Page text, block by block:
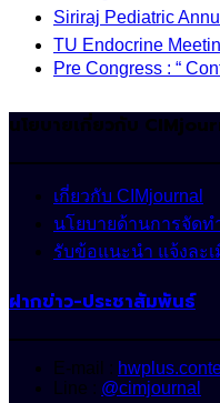
Siriraj Pediatric
TU Endocrine
Pre Congress : “
นโยบายเกี่ยวกับ
เกี่ยวกับ CIMjournal
นโยบายด้านการจัด
รับข้อแนะนำ แจ้งละ
ฝากข่าว-ประชาสัมพันธ์
E-mail :
Line : @cimjournal